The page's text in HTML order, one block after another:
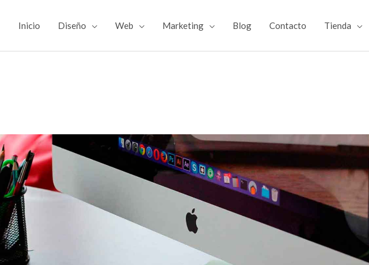
Inicio Diseño Web Marketing Blog Contacto Tienda